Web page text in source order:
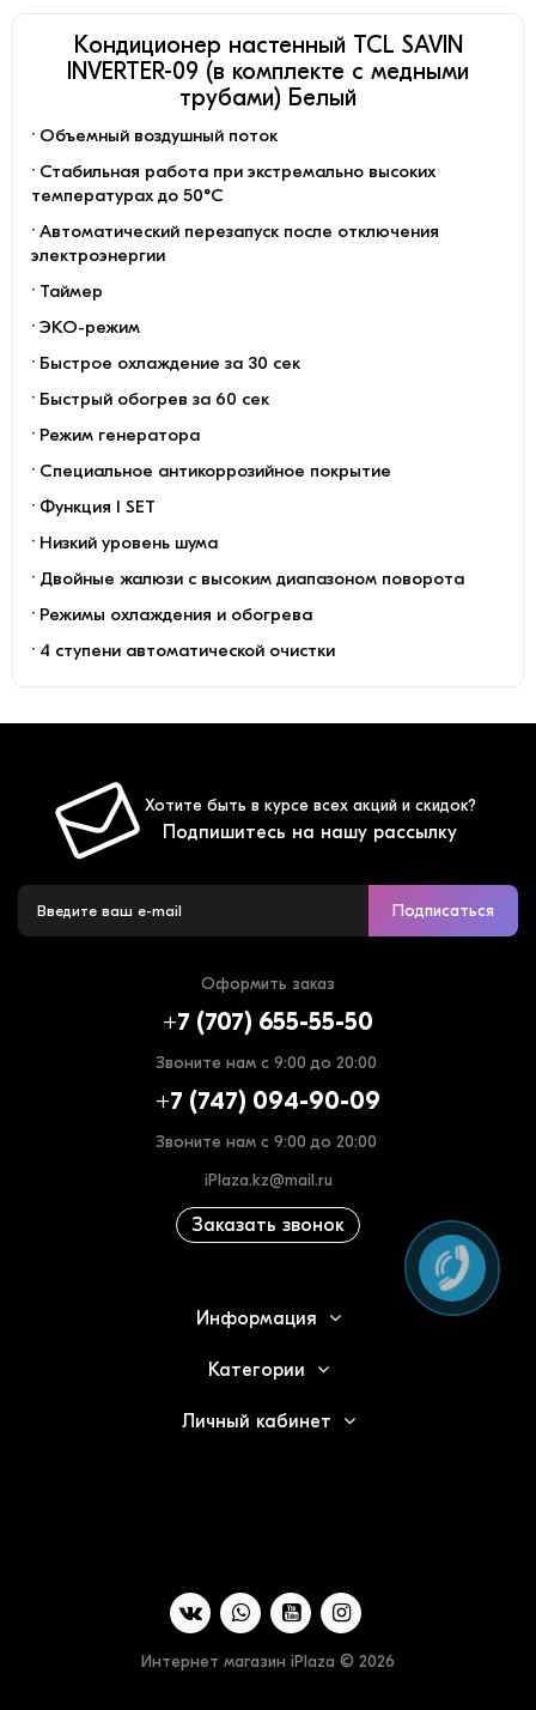
Кондиционер настенный TCL SAVIN
INVERTER-09 (в комплекте с медными
трубами) Белый
· Объемный воздушный поток
· Стабильная работа при экстремально высоких
температурах до 50°C
· Автоматический перезапуск после отключения
электроэнергии
· Таймер
· ЭКО-режим
· Быстрое охлаждение за 30 сек
· Быстрый обогрев за 60 сек
· Режим генератора
· Специальное антикоррозийное покрытие
· Функция I SET
· Низкий уровень шума
· Двойные жалюзи с высоким диапазоном поворота
· Режимы охлаждения и обогрева
· 4 ступени автоматической очистки
Хотите быть в курсе всех акций и скидок?
Подпишитесь на нашу рассылку
Подписаться
Оформить заказ
+7 (707) 655-55-50
Звоните нам с 9:00 до 20:00
+7 (747) 094-90-09
Звоните нам с 9:00 до 20:00
iPlaza.kz@mail.ru
Заказать звонок
Информация
Категории
Личный кабинет
Интернет магазин iPlaza © 2026